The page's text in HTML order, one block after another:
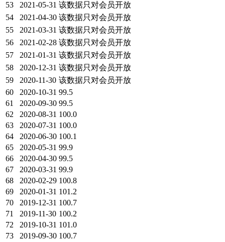
53
2021-05-31 该数据只对会员开放
54
2021-04-30 该数据只对会员开放
55
2021-03-31 该数据只对会员开放
56
2021-02-28 该数据只对会员开放
57
2021-01-31 该数据只对会员开放
58
2020-12-31 该数据只对会员开放
59
2020-11-30 该数据只对会员开放
60
2020-10-31 99.5
61
2020-09-30 99.5
62
2020-08-31 100.0
63
2020-07-31 100.0
64
2020-06-30 100.1
65
2020-05-31 99.9
66
2020-04-30 99.5
67
2020-03-31 99.9
68
2020-02-29 100.8
69
2020-01-31 101.2
70
2019-12-31 100.7
71
2019-11-30 100.2
72
2019-10-31 101.0
73
2019-09-30 100.7